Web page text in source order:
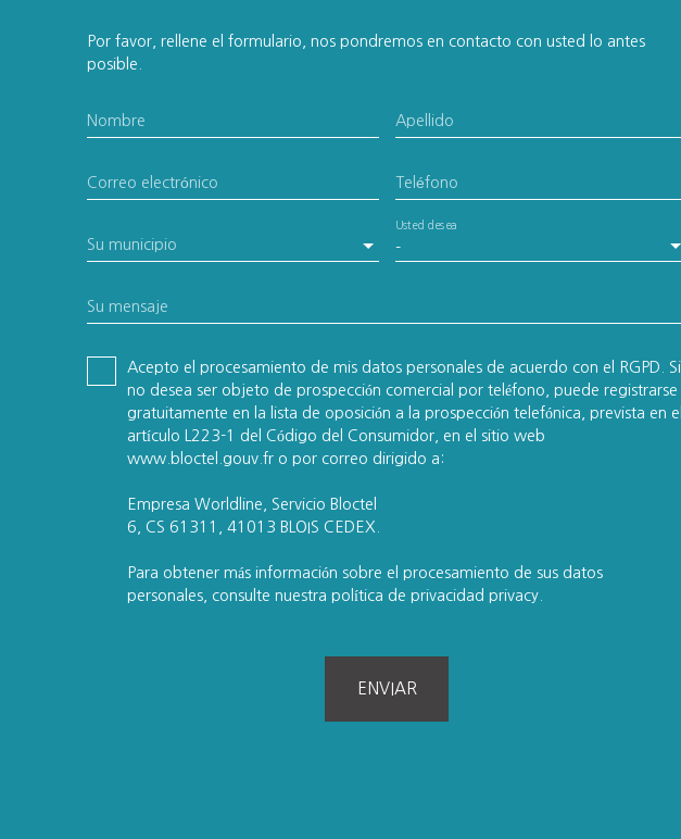
Por favor, rellene el formulario, nos pondremos en contacto con usted lo antes
posible.
Nombre Apellido
Correo electrónico Teléfono
Su municipio -
Usted desea
Su mensaje
Acepto el procesamiento de mis datos personales de acuerdo con el RGPD. Si
no desea ser objeto de prospección comercial por teléfono, puede registrarse
gratuitamente en la lista de oposición a la prospección telefónica, prevista en el
artículo L223-1 del Código del Consumidor, en el sitio web
www.bloctel.gouv.fr o por correo dirigido a:
Empresa Worldline, Servicio Bloctel
6, CS 61311, 41013 BLOIS CEDEX.
Para obtener más información sobre el procesamiento de sus datos
personales, consulte nuestra política de privacidad privacy.
ENVIAR